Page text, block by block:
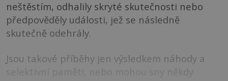
neštěstím, odhalily skryté skutečnosti nebo
předpověděly události, jež se následně
skutečně odehrály.
Jsou takové příběhy jen výsledkem náhody a
selektivní paměti, nebo mohou sny někdy